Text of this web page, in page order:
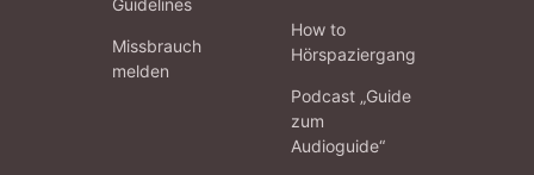
Missbrauch
melden
How to
Hörspaziergang
Podcast „Guide
zum
Audioguide“